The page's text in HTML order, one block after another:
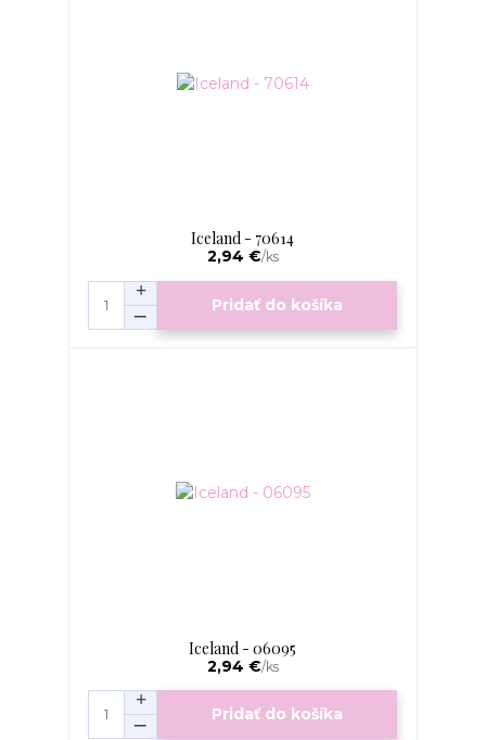
Iceland - 70614
2,94 €/ks
Pridať do košíka
Iceland - 06095
2,94 €/ks
Pridať do košíka